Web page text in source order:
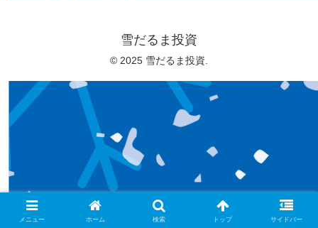
雪だるま投資
© 2025 雪だるま投資.
メニュー ホーム 検索 トップ サイドバー